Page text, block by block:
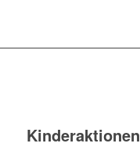
Kinderaktionen